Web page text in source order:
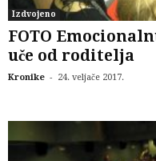
Izdvojeno
FOTO
uče od roditelja
Kronike - 24. veljače 2017.